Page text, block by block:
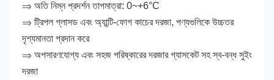
⇒ অতি নিম্ন প্রদর্শন তাপমাত্রা: 0~+6°C
⇒ ট্রিপল গ্লাসড এবং অ্যান্টি-ফোগ কাচের দরজা, পণ্যগুলিকে উচ্চতর
দৃশ্যমানতা প্রদান করে
⇒ অপসারণযোগ্য এবং সহজ পরিষ্কারের দরজার গ্যাসকেট সহ স্ব-বন্ধ সুইং
দরজা